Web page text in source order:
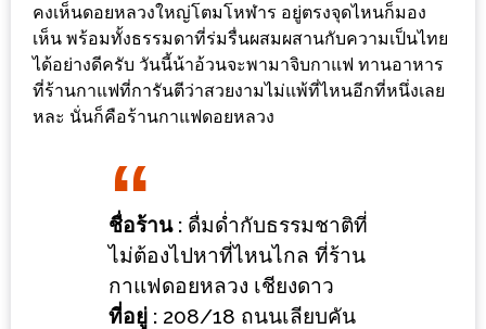
สวย
ร้าน
รวย
เสน่ห์
เชียงใหม่
ต้อง
ไป
ลอง
คงเห็นดอยหลวงใหญ่โตมโหฬาร อยู่ตรงจุดไหนก็มอง
เห็น พร้อมทั้งธรรมดาที่ร่มรื่นผสมผสานกับความเป็นไทย
ได้อย่างดีครับ วันนี้น้าอ้วนจะพามาจิบกาแฟ ทานอาหาร
ที่ร้านกาแฟที่การันตีว่าสวยงามไม่แพ้ที่ไหนอีกที่หนึ่งเลย
หละ นั่นก็คือร้านกาแฟดอยหลวง
ชื่อร้าน: ดื่มด่ำกับธรรมชาติที่
ไม่ต้องไปหาที่ไหนไกล ที่ร้าน
กาแฟดอยหลวง เชียงดาว
ที่อยู่ : 208/18 ถนนเลียบคัน